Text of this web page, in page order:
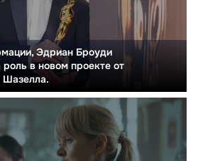
Эдриан Броуди
в новом проекте от